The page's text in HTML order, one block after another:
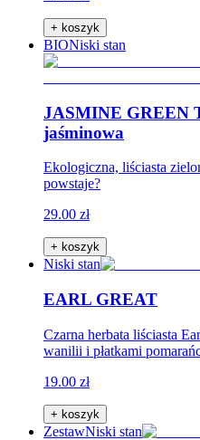
+ koszyk
BIONiski stan
JASMINE GREEN
jaśminowa
Ekologiczna, liściasta
powstaje?
29.00 zł
+ koszyk
Niski stan
EARL GREAT
Czarna herbata liściasta
wanilii i płatkami
19.00 zł
+ koszyk
ZestawNiski stan